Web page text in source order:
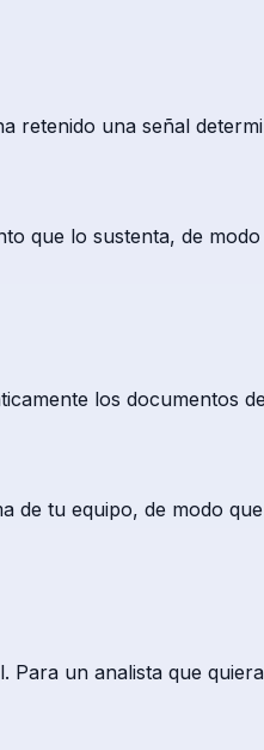
una señal
que lo sustenta, de
los documentos
tu equipo, de modo
un analista que